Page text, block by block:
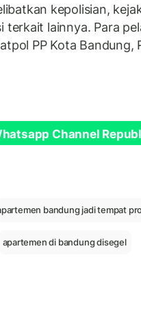
kepolisian,
terkait lainnya. Para
PP Kota Bandung,
Channel
bandung jadi tempat
apartemen di bandung disegel